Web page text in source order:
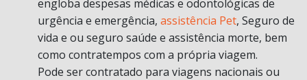
engloba despesas médicas e odontológicas de
urgência e emergência, assistência Pet, Seguro de
vida e ou seguro saúde e assistência morte, bem
como contratempos com a própria viagem.
Pode ser contratado para viagens nacionais ou